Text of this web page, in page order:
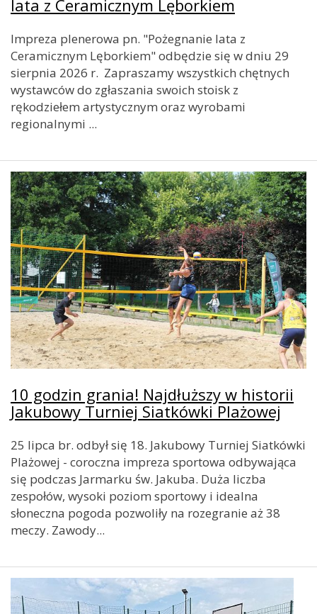
lata z Ceramicznym Lęborkiem
Impreza plenerowa pn. "Pożegnanie lata z
Ceramicznym Lęborkiem" odbędzie się w dniu 29
sierpnia 2026 r. Zapraszamy wszystkich chętnych
wystawców do zgłaszania swoich stoisk z
rękodziełem artystycznym oraz wyrobami
regionalnymi ...
10 godzin grania! Najdłuższy w historii
Jakubowy Turniej Siatkówki Plażowej
25 lipca br. odbył się 18. Jakubowy Turniej Siatkówki
Plażowej - coroczna impreza sportowa odbywająca
się podczas Jarmarku św. Jakuba. Duża liczba
zespołów, wysoki poziom sportowy i idealna
słoneczna pogoda pozwoliły na rozegranie aż 38
meczy. Zawody...